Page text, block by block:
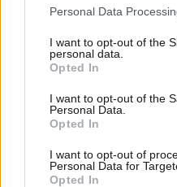
Please note that this
not limited to your visit or
grant or deny consent to
use your data for below
consent section.
Personal Data
I want to opt-out of the
personal data.
Opted In
I want to opt-out of the
Personal Data.
Opted In
I want to opt-out of
Personal Data for
Opted In
νοσοκομείο της Αθήνας